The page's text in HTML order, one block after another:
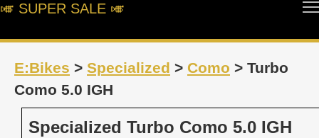
🎺︎ SUPER SALE 🎺︎
E:Bikes > Specialized > Como > Turbo
Como 5.0 IGH
Specialized Turbo Como 5.0 IGH